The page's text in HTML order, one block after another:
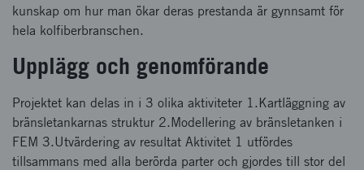
kunskap om hur man ökar deras prestanda är gynnsamt för
hela kolfiberbranschen.
Upplägg och genomförande
Projektet kan delas in i 3 olika aktiviteter 1.Kartläggning av
bränsletankarnas struktur 2.Modellering av bränsletanken i
FEM 3.Utvärdering av resultat Aktivitet 1 utfördes
tillsammans med alla berörda parter och gjordes till stor del